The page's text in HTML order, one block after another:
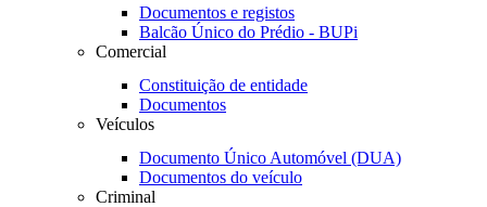
Documentos e registos
Balcão Único do Prédio - BUPi
Comercial
Constituição de entidade
Documentos
Veículos
Documento Único Automóvel (DUA)
Documentos do veículo
Criminal